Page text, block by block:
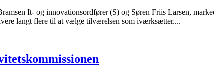
It- og innovationsordfører (S) og Søren Friis Larsen,
langt flere til at vælge tilværelsen som iværksætter....